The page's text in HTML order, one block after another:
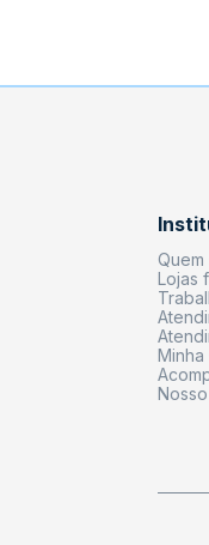
Quem
Lojas
Minha